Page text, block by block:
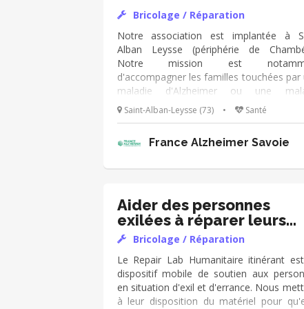
travaux manuels et le contact ? Rejoins-
! 😀
Bricolage / Réparation
Notre association est implantée à
Alban Leysse (périphérie de
Notre mission est
d'accompagner les familles touchées par
maladie d'Alzheimer ou une
apparentée. Nous développons des
d'écoute et d'information, de
et des sorties pour le bien-être des
des professionnels rémunérés pour
gestion de nos structures. Nous
une personne bénévole qui pourrait
à des besoins ponctuels de bricolage,
en état, pose d'étagères...
Saint-Alban-Leysse (73) • Santé
France Alzheimer Savoie
Aider des personnes
exilées à réparer leurs
objets
Bricolage / Réparation
Le Repair Lab Humanitaire itinérant
dispositif mobile de soutien aux
en situation d'exil et d'errance. Nous
à leur disposition du matériel pour